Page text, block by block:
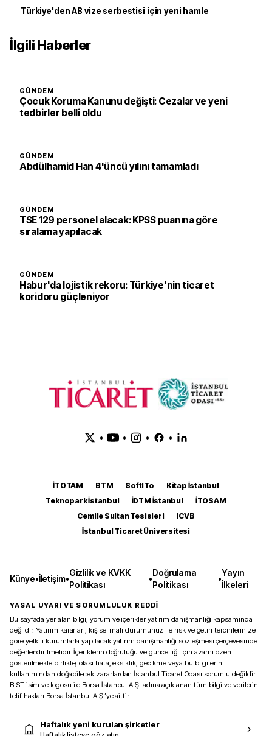
Türkiye'den AB vize serbestisi için yeni hamle
İlgili Haberler
GÜNDEM
Çocuk Koruma Kanunu değişti: Cezalar ve yeni
tedbirler belli oldu
GÜNDEM
Abdülhamid Han 4'üncü yılını tamamladı
GÜNDEM
TSE 129 personel alacak: KPSS puanına göre
sıralama yapılacak
GÜNDEM
Habur'da lojistik rekoru: Türkiye'nin ticaret
koridoru güçleniyor
• • • •
İTOTAM BTM SoftITo
Kitap İstanbul
Teknopark İstanbul
İDTM İstanbul
İTOSAM
Cemile Sultan Tesisleri
ICVB
İstanbul Ticaret Üniversitesi
Künye•İletişim•
Gizlilik ve KVKK
Politikası
•
Doğrulama
Politikası
•
Yayın
İlkeleri
YASAL UYARI VE SORUMLULUK REDDİ
Bu sayfada yer alan bilgi, yorum ve içerikler yatırım danışmanlığı kapsamında
değildir. Yatırım kararları, kişisel mali durumunuz ile risk ve getiri tercihlerinize
göre yetkili kurumlarla yapılacak yatırım danışmanlığı sözleşmesi çerçevesinde
değerlendirilmelidir. İçeriklerin doğruluğu ve güncelliği için azami özen
gösterilmekle birlikte, olası hata, eksiklik, gecikme veya bu bilgilerin
kullanımından doğabilecek zararlardan İstanbul Ticaret Odası sorumlu değildir.
BIST isim ve logosu ile Borsa İstanbul A.Ş. adına açıklanan tüm bilgi ve verilerin
telif hakları Borsa İstanbul A.Ş.’ye aittir.
Haftalık yeni kurulan şirketler